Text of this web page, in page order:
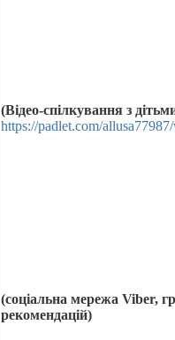
(Відео-спілкування з
https://padlet.com/
(соціальна мережа Viber,
рекомендацій)